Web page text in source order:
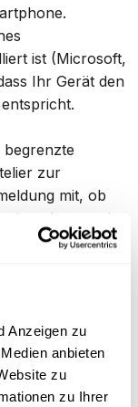
Anzeigen zu
anbieten
zu
zu Ihrer
ist (Microsoft,
Ihr Gerät den
begrenzte
zur
mit, ob
Laptop der
Ihrer Wahl.
Einstieg
findet von